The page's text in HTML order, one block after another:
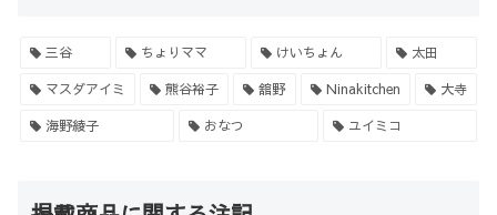
三谷 ちょりママ けいちょん 太田
マスダアイミ 熊谷裕子 舘野 Ninakitchen 大寺
海野綾子 おなつ ユイミコ